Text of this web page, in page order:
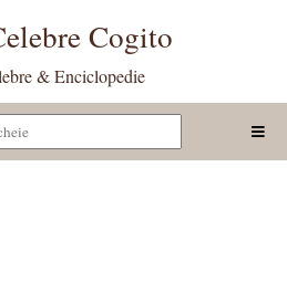
Cogito
& Enciclopedie